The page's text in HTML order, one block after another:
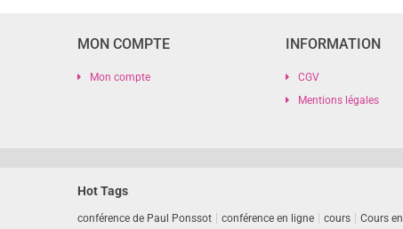
MON COMPTE
Mon compte
INFORMATION
CGV
Mentions légales
Hot Tags
conférence de Paul Ponssot conférence en ligne cours Cours